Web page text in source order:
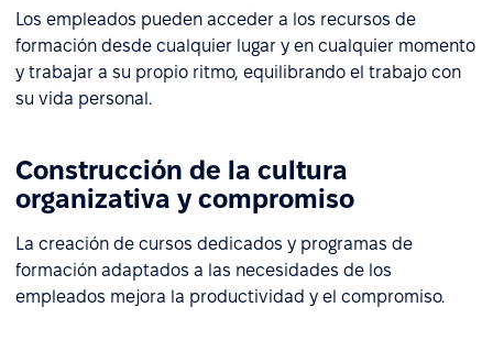
Los empleados pueden acceder a los recursos de
formación desde cualquier lugar y en cualquier momento
y trabajar a su propio ritmo, equilibrando el trabajo con
su vida personal.
Construcción de la cultura
organizativa y compromiso
La creación de cursos dedicados y programas de
formación adaptados a las necesidades de los
empleados mejora la productividad y el compromiso.